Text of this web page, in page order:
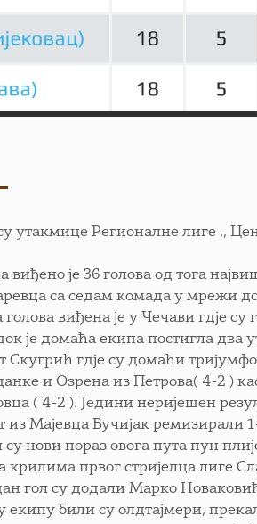
утакмице Регионалне лиге ,,
је 36 голова од тога
са седам комада у мрежи
виђена је у Чечави гдје
је домаћа екипа постигла два
Скугрић гдје су домаћи
и Озрена из Петрова( 4-2 )
( 4-2 ). Једини неријешен
из Мајевца Вучијак ремизирали
нови пораз овога пута пун
првог стријелца лиге
гол су додали Марко
екипу били су олдтајмери,